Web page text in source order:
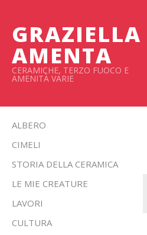
contenuto
GRAZIELLA
AMENTA
CERAMICHE, TERZO FUOCO E
AMENITÀ VARIE
Menu
di
navigzione
ALBERO
CIMELI
STORIA DELLA CERAMICA
LE MIE CREATURE
LAVORI
CULTURA